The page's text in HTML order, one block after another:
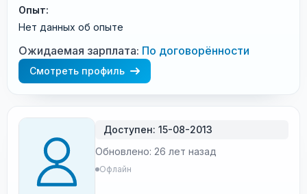
Опыт:
Нет данных об опыте
Ожидаемая зарплата: По договорённости
Смотреть профиль
Доступен: 15-08-2013
Обновлено: 26 лет назад
Офлайн